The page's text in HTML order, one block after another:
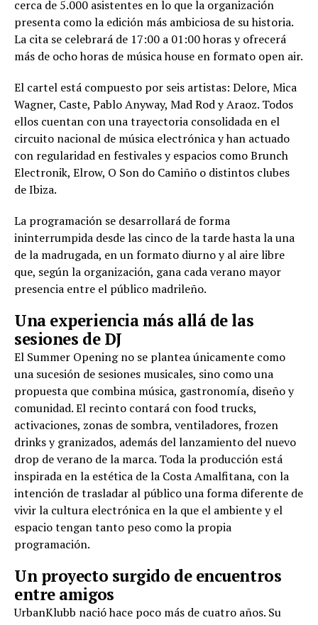
cerca de 5.000 asistentes en lo que la organización
presenta como la edición más ambiciosa de su historia.
La cita se celebrará de 17:00 a 01:00 horas y ofrecerá
más de ocho horas de música house en formato open air.
El cartel está compuesto por seis artistas: Delore, Mica
Wagner, Caste, Pablo Anyway, Mad Rod y Araoz. Todos
ellos cuentan con una trayectoria consolidada en el
circuito nacional de música electrónica y han actuado
con regularidad en festivales y espacios como Brunch
Electronik, Elrow, O Son do Camiño o distintos clubes
de Ibiza.
La programación se desarrollará de forma
ininterrumpida desde las cinco de la tarde hasta la una
de la madrugada, en un formato diurno y al aire libre
que, según la organización, gana cada verano mayor
presencia entre el público madrileño.
Una experiencia más allá de las
sesiones de DJ
El Summer Opening no se plantea únicamente como
una sucesión de sesiones musicales, sino como una
propuesta que combina música, gastronomía, diseño y
comunidad. El recinto contará con food trucks,
activaciones, zonas de sombra, ventiladores, frozen
drinks y granizados, además del lanzamiento del nuevo
drop de verano de la marca. Toda la producción está
inspirada en la estética de la Costa Amalfitana, con la
intención de trasladar al público una forma diferente de
vivir la cultura electrónica en la que el ambiente y el
espacio tengan tanto peso como la propia
programación.
Un proyecto surgido de encuentros
entre amigos
UrbanKlubb nació hace poco más de cuatro años. Su